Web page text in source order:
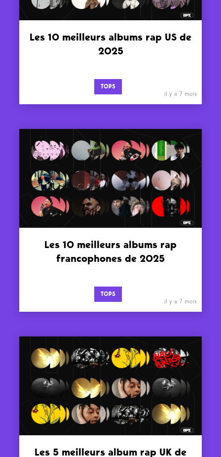
Les 10 meilleurs albums rap US de
2025
TOPS
il y a 7 mois
Les 10 meilleurs albums rap
francophones de 2025
TOPS
il y a 7 mois
Les 5 meilleurs album rap UK de